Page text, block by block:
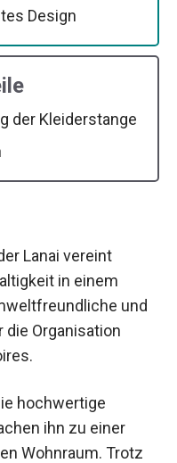
Design
der Kleiderstange
Lanai vereint
in einem
und
Organisation
hochwertige
ihn zu einer
Wohnraum. Trotz